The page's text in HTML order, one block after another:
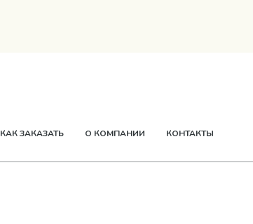
КАК ЗАКАЗАТЬ О КОМПАНИИ КОНТАКТЫ